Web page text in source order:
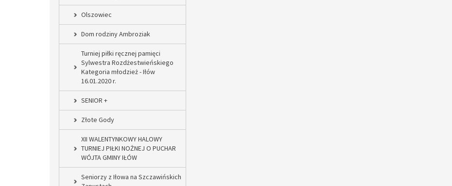
Olszowiec
Dom rodziny Ambroziak
Turniej piłki ręcznej pamięci
Sylwestra Rozdżestwieńskiego
Kategoria młodzież - Iłów
16.01.2020 r.
SENIOR +
Złote Gody
XII WALENTYNKOWY HALOWY
TURNIEJ PIŁKI NOŻNEJ O PUCHAR
WÓJTA GMINY IŁÓW
Seniorzy z Iłowa na Szczawińskich